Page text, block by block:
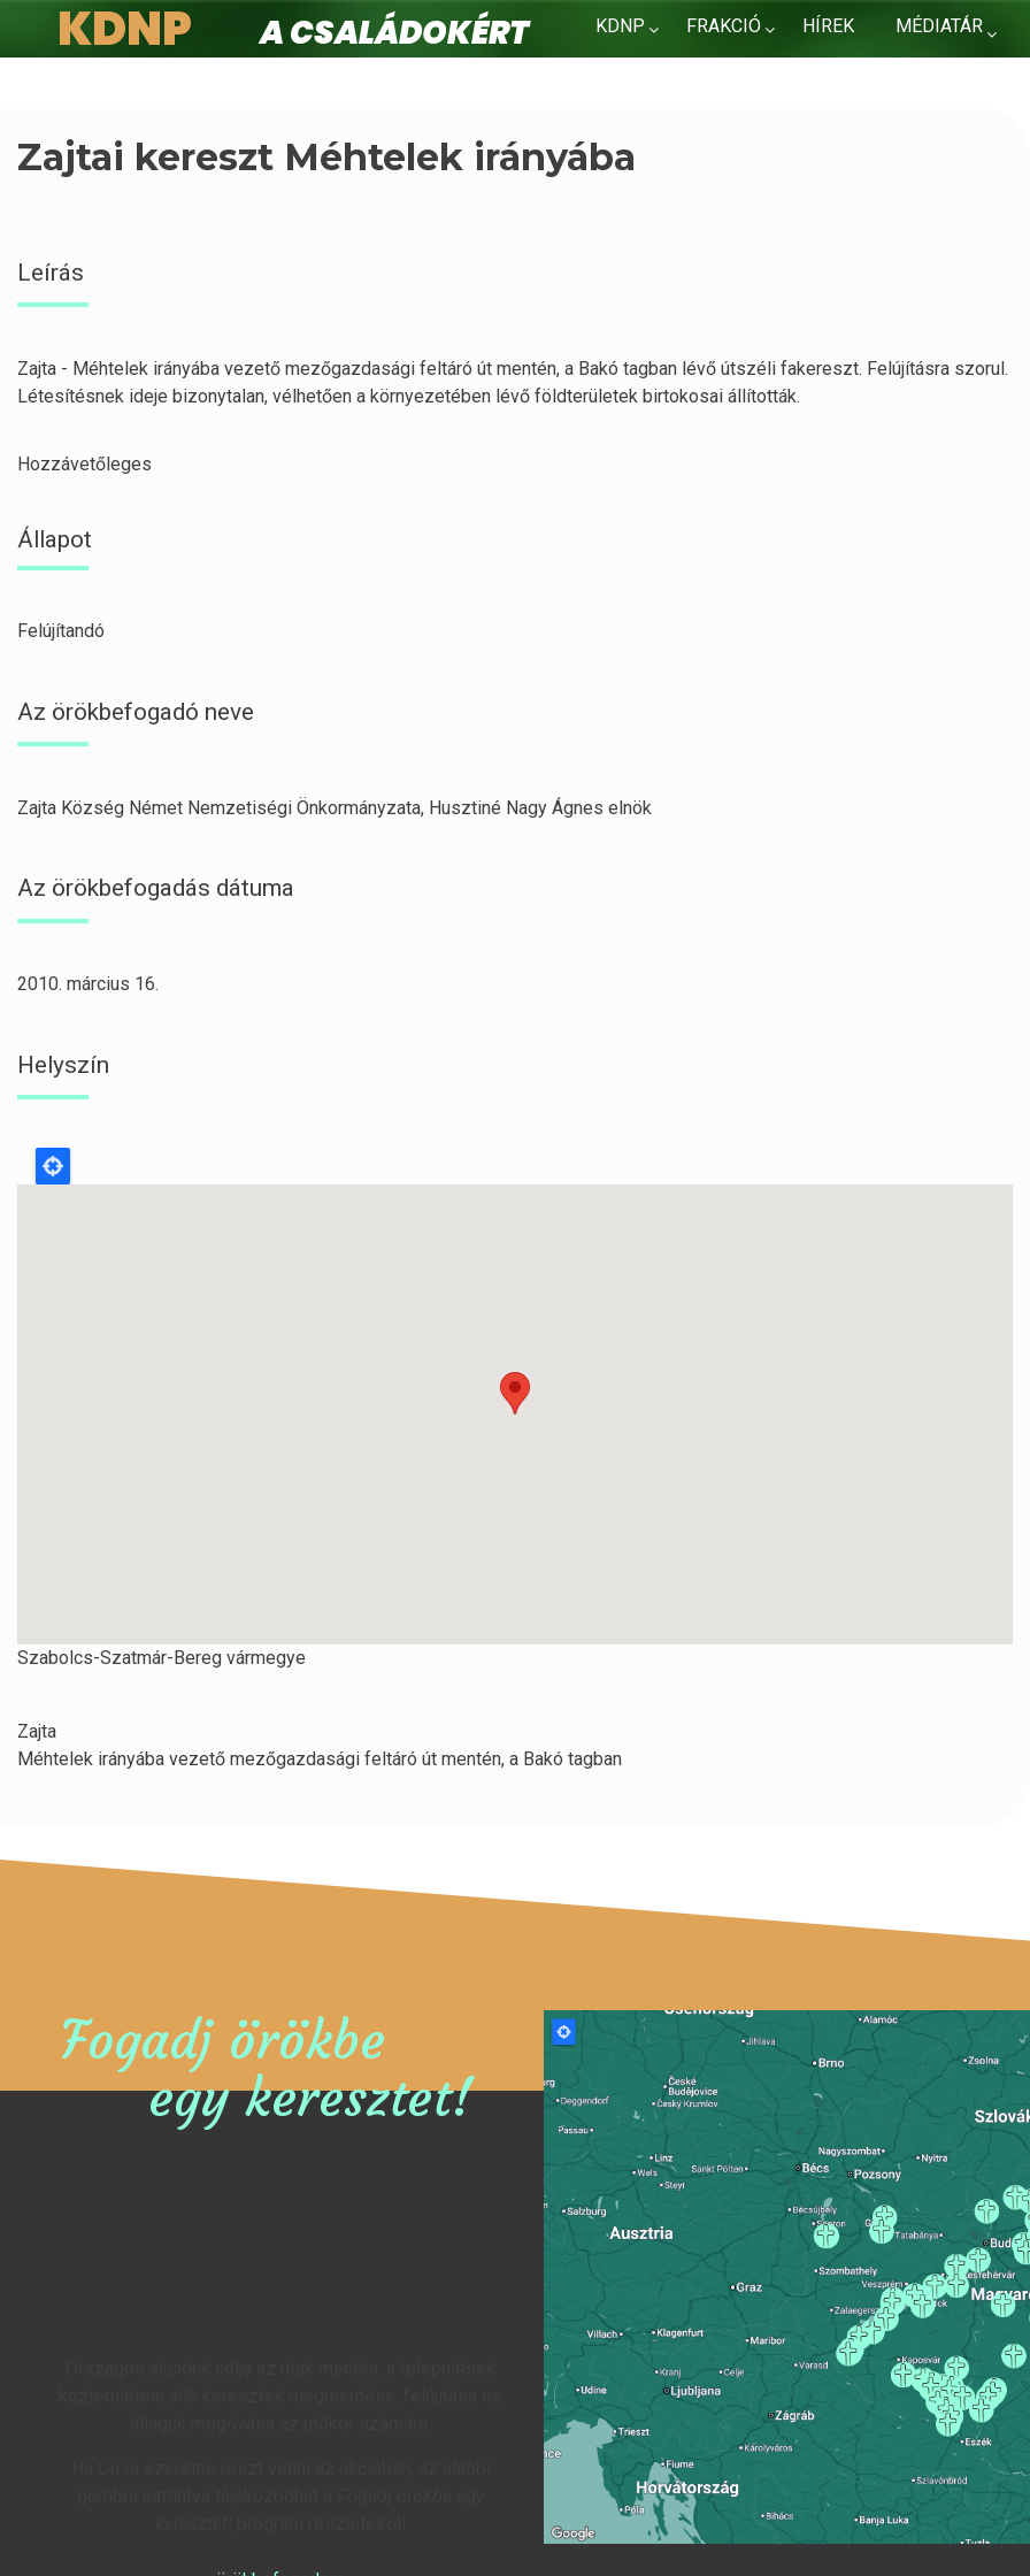
KDNP FRAKCIÓ HÍREK MÉDIATÁR
KDNP
A családokért.
Zajtai kereszt Méhtelek irányába
Leírás
Zajta - Méhtelek irányába vezető mezőgazdasági feltáró út mentén, a Bakó tagban lévő útszéli fakereszt. Felújításra szorul.
Létesítésnek ideje bizonytalan, vélhetően a környezetében lévő földterületek birtokosai állították.
Hozzávetőleges
Állapot
Felújítandó
Az örökbefogadó neve
Zajta Község Német Nemzetiségi Önkormányzata, Husztiné Nagy Ágnes elnök
Az örökbefogadás dátuma
2010. március 16.
Helyszín
Szabolcs-Szatmár-Bereg vármegye
Zajta
Méhtelek irányába vezető mezőgazdasági feltáró út mentén, a Bakó tagban
Fogadj örökbe
egy keresztet!